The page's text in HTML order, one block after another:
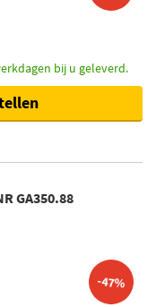
bij u geleverd.
GA350.88
-47%